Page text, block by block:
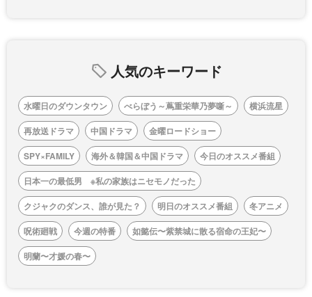
人気のキーワード
水曜日のダウンタウン べらぼう～蔦重栄華乃夢噺～
横浜流星
再放送ドラマ
中国ドラマ
金曜ロードショー
SPY×FAMILY
海外＆韓国＆中国ドラマ
今日のオススメ番組
日本一の最低男 ※私の家族はニセモノだった
クジャクのダンス、誰が見た？
明日のオススメ番組
冬アニメ
呪術廻戦
今週の特番
如懿伝〜紫禁城に散る宿命の王妃〜
明蘭〜才媛の春〜